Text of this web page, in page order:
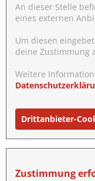
An dieser Stelle
eines externen
Um diesen
deine Zustimmung
Weitere
Drittanbieter-
Zustimmung